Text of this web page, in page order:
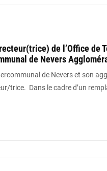
de l’Office de
de Nevers
de Nevers et son
trice. Dans le cadre d’un